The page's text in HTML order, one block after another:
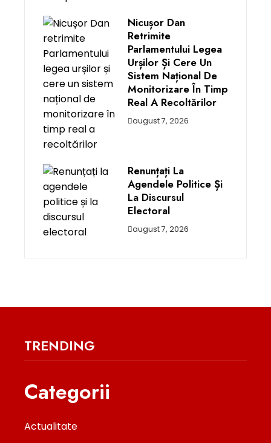
Nicușor Dan
Retrimite
Parlamentului Legea
Urșilor Și Cere Un
Sistem Național De
Monitorizare În Timp
Real A Recoltărilor
august 7, 2026
Renunțați La
Agendele Politice Și
La Discursul
Electoral
august 7, 2026
TRENDING
Categorii
Actualitate